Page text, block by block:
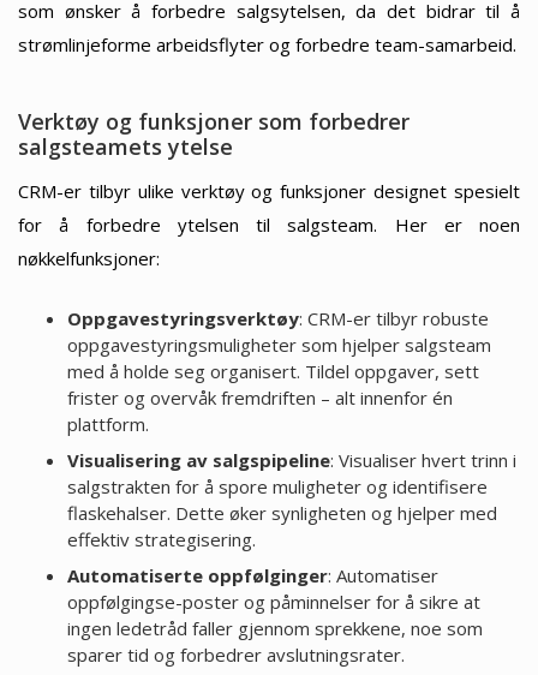
som ønsker å forbedre salgsytelsen, da det bidrar til å
strømlinjeforme arbeidsflyter og forbedre team-samarbeid.
Verktøy og funksjoner som forbedrer
salgsteamets ytelse
CRM-er tilbyr ulike verktøy og funksjoner designet spesielt
for å forbedre ytelsen til salgsteam. Her er noen
nøkkelfunksjoner:
Oppgavestyringsverktøy: CRM-er tilbyr robuste
oppgavestyringsmuligheter som hjelper salgsteam
med å holde seg organisert. Tildel oppgaver, sett
frister og overvåk fremdriften – alt innenfor én
plattform.
Visualisering av salgspipeline: Visualiser hvert trinn i
salgstrakten for å spore muligheter og identifisere
flaskehalser. Dette øker synligheten og hjelper med
effektiv strategisering.
Automatiserte oppfølginger: Automatiser
oppfølgingse-poster og påminnelser for å sikre at
ingen ledetråd faller gjennom sprekkene, noe som
sparer tid og forbedrer avslutningsrater.